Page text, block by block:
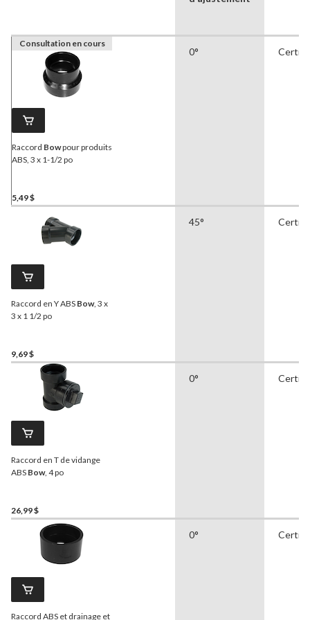
Consultation en cours
Raccord Bowpour produits
ABS, 3 x 1-1/2 po
5,49 $
0°
Raccord en Y ABS Bow, 3 x
3 x 1 1/2 po
9,69 $
45°
Raccord en T de vidange
ABS Bow, 4 po
26,99 $
0°
Raccord ABS et drainage et
0°